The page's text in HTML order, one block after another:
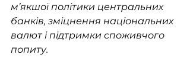
м’якшої політики центральних
банків, зміцнення національних
валют і підтримки споживчого
попиту.